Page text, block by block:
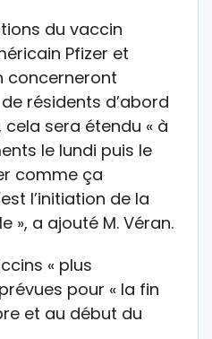
du vaccin
Pfizer et
concerneront
résidents d’abord
cela sera étendu « à
le lundi puis le
comme ça
l’initiation de la
», a ajouté M. Véran.
« plus
pour « la fin
et au début du